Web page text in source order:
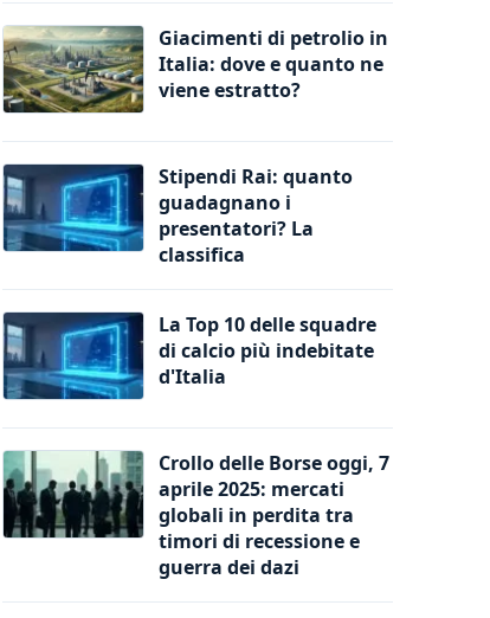
Giacimenti di petrolio in
Italia: dove e quanto ne
viene estratto?
Stipendi Rai: quanto
guadagnano i
presentatori? La
classifica
La Top 10 delle squadre
di calcio più indebitate
d'Italia
Crollo delle Borse oggi, 7
aprile 2025: mercati
globali in perdita tra
timori di recessione e
guerra dei dazi